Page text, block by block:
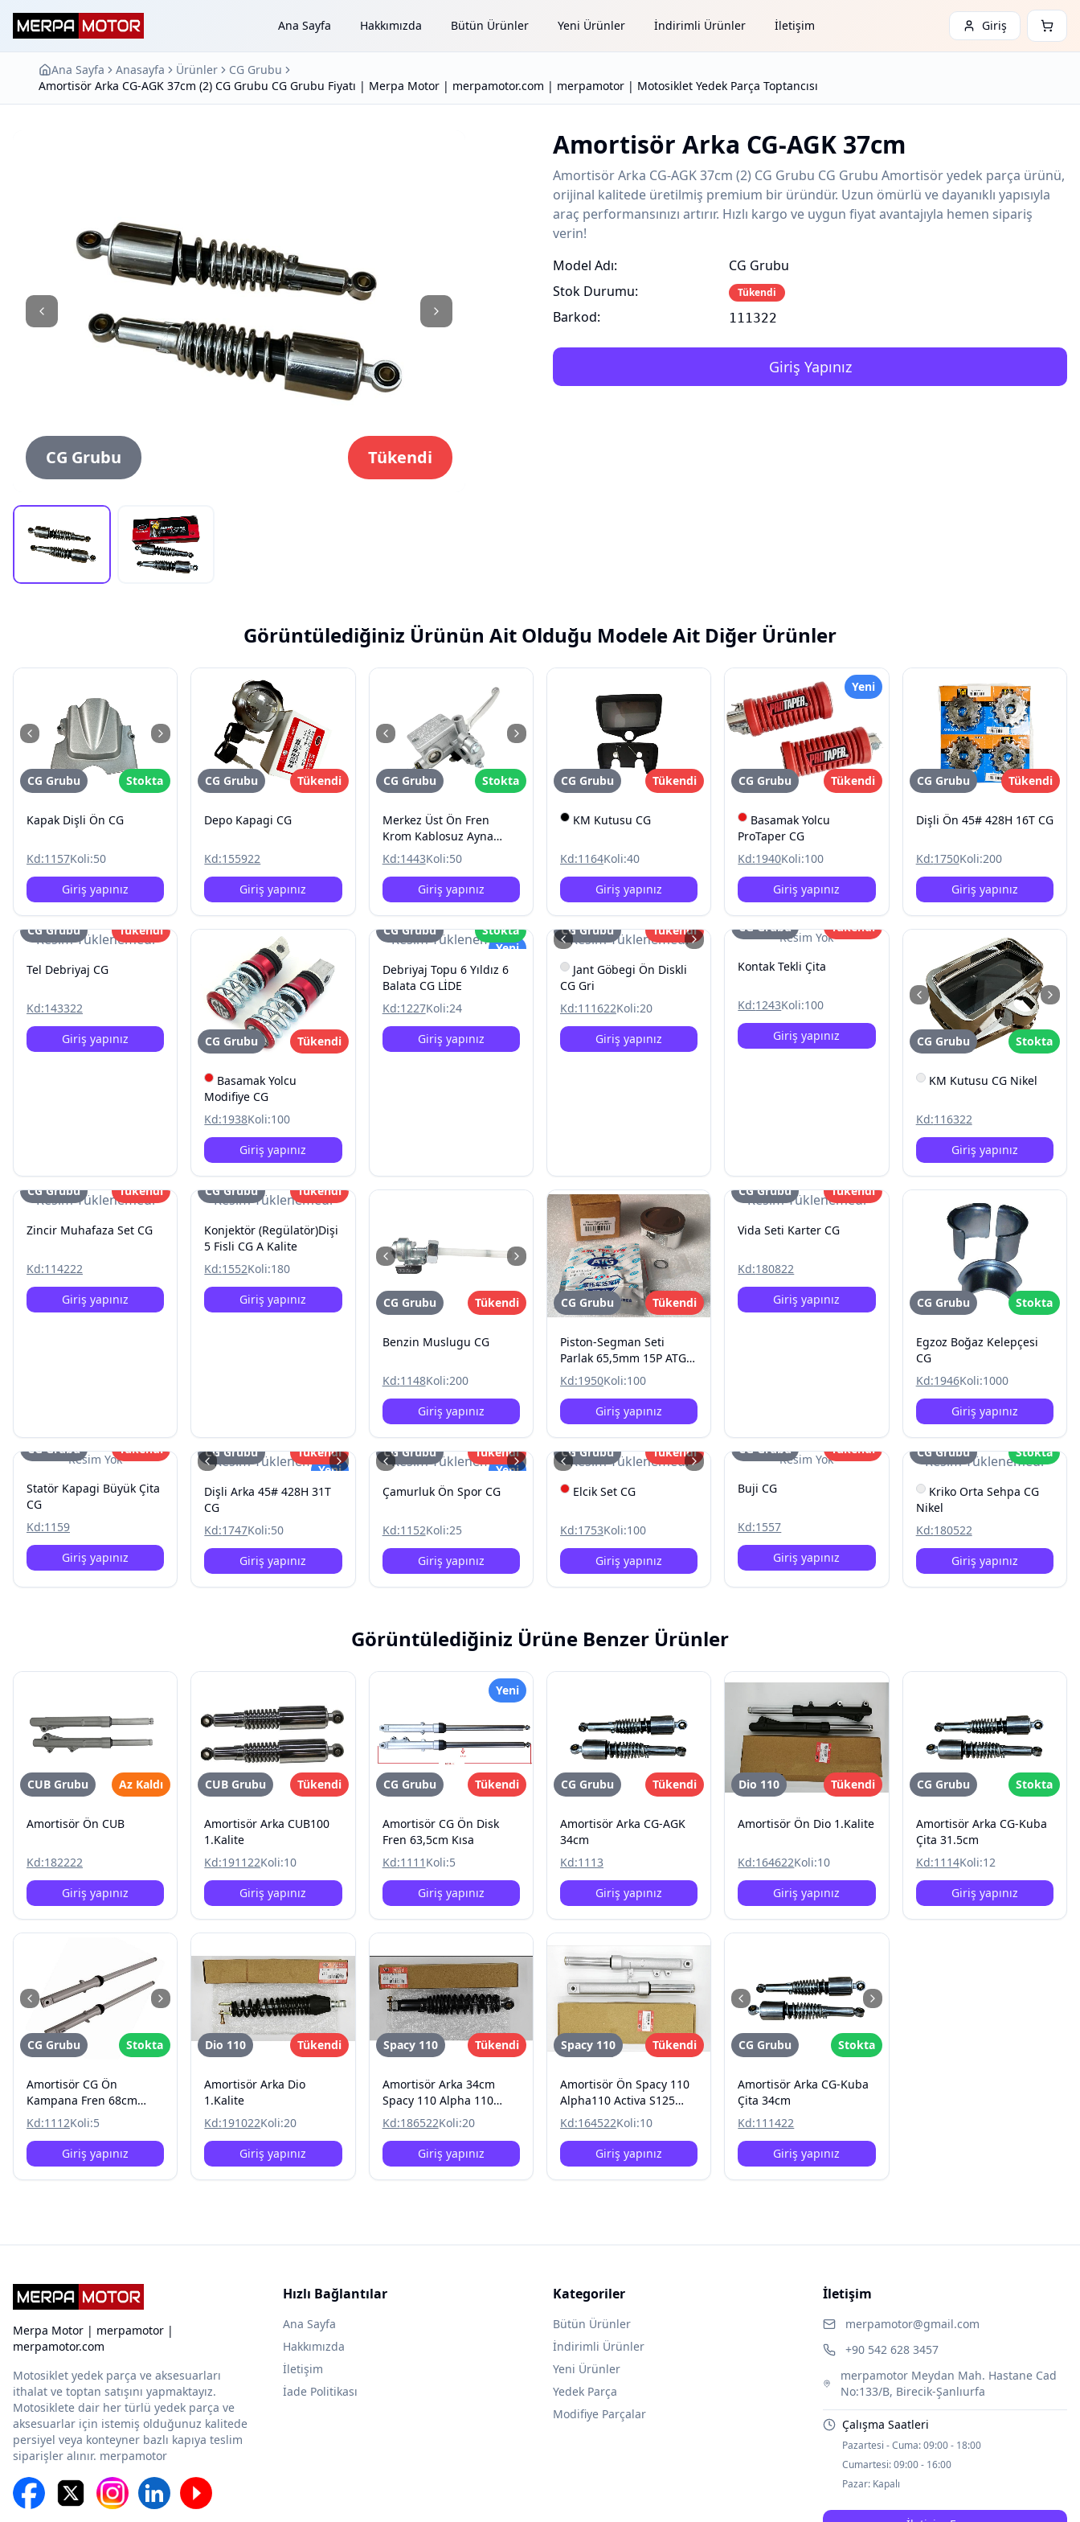
Ana Sayfa Hakkımızda Bütün Ürünler Yeni Ürünler İndirimli Ürünler İletişim Giriş
Ana Sayfa Anasayfa Ürünler
CG Grubu
Amortisör Arka CG-AGK 37cm (2) CG Grubu CG Grubu Fiyatı | Merpa Motor | merpamotor.com | merpamotor | Motosiklet Yedek Parça Toptancısı
CG Grubu Tükendi
Amortisör Arka CG-AGK 37cm
Amortisör Arka CG-AGK 37cm (2) CG Grubu CG Grubu Amortisör yedek parça ürünü,
orijinal kalitede üretilmiş premium bir üründür. Uzun ömürlü ve dayanıklı yapısıyla
araç performansınızı artırır. Hızlı kargo ve uygun fiyat avantajıyla hemen sipariş
verin!
Model Adı:
Stok Durumu:
Barkod:
CG Grubu
Tükendi
111322
Giriş Yapınız
Görüntülediğiniz Ürünün Ait Olduğu Modele Ait Diğer Ürünler
CG Grubu Stokta
Kapak Dişli Ön CG
Kd:1157Koli:50
Giriş yapınız
CG Grubu Tükendi
Depo Kapagi CG
Kd:155922
Giriş yapınız
CG Grubu Stokta
Merkez Üst Ön Fren
Krom Kablosuz Ayna
Baglantili CG
Kd:1443Koli:50
Giriş yapınız
CG Grubu Tükendi
KM Kutusu CG
Kd:1164Koli:40
Giriş yapınız
Yeni
CG Grubu Tükendi
Basamak Yolcu
ProTaper CG
Kd:1940Koli:100
Giriş yapınız
CG Grubu Tükendi
Dişli Ön 45# 428H 16T CG
Kd:1750Koli:200
Giriş yapınız
Resim Yüklenemedi
CG Grubu Tükendi
Tel Debriyaj CG
Kd:143322
Giriş yapınız
CG Grubu Tükendi
Basamak Yolcu
Modifiye CG
Kd:1938Koli:100
Giriş yapınız
Resim Yüklenemedi
Yeni
CG Grubu Stokta
Debriyaj Topu 6 Yıldız 6
Balata CG LİDE
Kd:1227Koli:24
Giriş yapınız
Resim Yüklenemedi
CG Grubu Tükendi
Jant Göbegi Ön Diskli
CG Gri
Kd:111622Koli:20
Giriş yapınız
Resim Yok
CG Grubu Tükendi
Kontak Tekli Çita
Kd:1243Koli:100
Giriş yapınız
CG Grubu Stokta
KM Kutusu CG Nikel
Kd:116322
Giriş yapınız
Resim Yüklenemedi
CG Grubu Tükendi
Zincir Muhafaza Set CG
Kd:114222
Giriş yapınız
Resim Yüklenemedi
CG Grubu Tükendi
Konjektör (Regülatör)Dişi
5 Fisli CG A Kalite
Kd:1552Koli:180
Giriş yapınız
CG Grubu Tükendi
Benzin Muslugu CG
Kd:1148Koli:200
Giriş yapınız
CG Grubu Tükendi
Piston-Segman Seti
Parlak 65,5mm 15P ATG
Rings CG
Kd:1950Koli:100
Giriş yapınız
Resim Yüklenemedi
CG Grubu Tükendi
Vida Seti Karter CG
Kd:180822
Giriş yapınız
CG Grubu Stokta
Egzoz Boğaz Kelepçesi
CG
Kd:1946Koli:1000
Giriş yapınız
Resim Yok
CG Grubu Tükendi
Statör Kapagi Büyük Çita
CG
Kd:1159
Giriş yapınız
Resim Yüklenemedi
Yeni
CG Grubu Tükendi
Dişli Arka 45# 428H 31T
CG
Kd:1747Koli:50
Giriş yapınız
Resim Yüklenemedi
Yeni
CG Grubu Tükendi
Çamurluk Ön Spor CG
Kd:1152Koli:25
Giriş yapınız
Resim Yüklenemedi
CG Grubu Tükendi
Elcik Set CG
Kd:1753Koli:100
Giriş yapınız
Resim Yok
CG Grubu Tükendi
Buji CG
Kd:1557
Giriş yapınız
Resim Yüklenemedi
CG Grubu Stokta
Kriko Orta Sehpa CG
Nikel
Kd:180522
Giriş yapınız
Görüntülediğiniz Ürüne Benzer Ürünler
CUB Grubu Az Kaldı
Amortisör Ön CUB
Kd:182222
Giriş yapınız
CUB Grubu Tükendi
Amortisör Arka CUB100
1.Kalite
Kd:191122Koli:10
Giriş yapınız
Yeni
CG Grubu Tükendi
Amortisör CG Ön Disk
Fren 63,5cm Kısa
Kd:1111 Koli:5
Giriş yapınız
CG Grubu Tükendi
Amortisör Arka CG-AGK
34cm
Kd:1113
Giriş yapınız
Dio 110 Tükendi
Amortisör Ön Dio 1.Kalite
Kd:164622Koli:10
Giriş yapınız
CG Grubu Stokta
Amortisör Arka CG-Kuba
Çita 31.5cm
Kd:1114Koli:12
Giriş yapınız
CG Grubu Stokta
Amortisör CG Ön
Kampana Fren 68cm
Uzun
Kd:1112Koli:5
Giriş yapınız
Dio 110 Tükendi
Amortisör Arka Dio
1.Kalite
Kd:191022Koli:20
Giriş yapınız
Spacy 110 Tükendi
Amortisör Arka 34cm
Spacy 110 Alpha 110
Activa 125S Rks Spontını
110 Kanuni Mati 125
Kd:186522Koli:20
Giriş yapınız
Spacy 110 Tükendi
Amortisör Ön Spacy 110
Alpha110 Activa S125
Spontını 110
Kd:164522Koli:10
Giriş yapınız
CG Grubu Stokta
Amortisör Arka CG-Kuba
Çita 34cm
Kd:111422
Giriş yapınız
Merpa Motor | merpamotor |
merpamotor.com
Motosiklet yedek parça ve aksesuarları
ithalat ve toptan satışını yapmaktayız.
Motosiklete dair her türlü yedek parça ve
aksesuarlar için istemiş olduğunuz kalitede
persiyel veya konteyner bazlı kapıya teslim
siparişler alınır. merpamotor
Hızlı Bağlantılar
Ana Sayfa
Hakkımızda
İletişim
İade Politikası
Kategoriler
Bütün Ürünler
İndirimli Ürünler
Yeni Ürünler
Yedek Parça
Modifiye Parçalar
İletişim
merpamotor@gmail.com
+90 542 628 3457
merpamotor Meydan Mah. Hastane Cad
No:133/B, Birecik-Şanlıurfa
Çalışma Saatleri
Pazartesi - Cuma:09:00 - 18:00
Cumartesi:09:00 - 16:00
Pazar: Kapalı